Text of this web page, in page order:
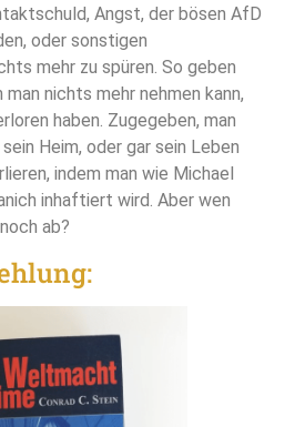
Angst, der bösen AfD
oder sonstigen
mehr zu spüren. So geben
nichts mehr nehmen kann,
haben. Zugegeben, man
Heim, oder gar sein Leben
indem man wie Michael
inhaftiert wird. Aber wen
ab?